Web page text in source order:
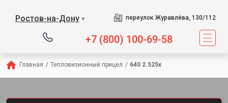
Ростов-на-Дону ▼ переулок Журавлёва, 130/112
+7 (800) 100-69-58
Главная / Тепловизионный прицел / 640 2.525x